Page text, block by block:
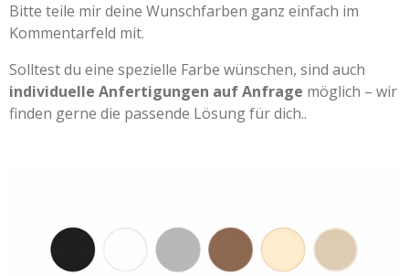
Bitte teile mir deine Wunschfarben ganz einfach im
Kommentarfeld mit.
Solltest du eine spezielle Farbe wünschen, sind auch
individuelle Anfertigungen auf Anfrage möglich – wir
finden gerne die passende Lösung für dich..